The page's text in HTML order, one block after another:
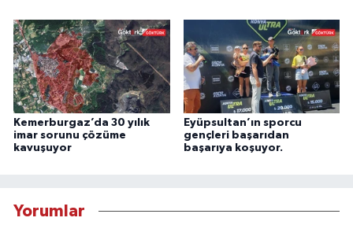
Kemerburgaz’da 30 yılık
imar sorunu çözüme
kavuşuyor
Eyüpsultan’ın sporcu
gençleri başarıdan
başarıya koşuyor.
Yorumlar